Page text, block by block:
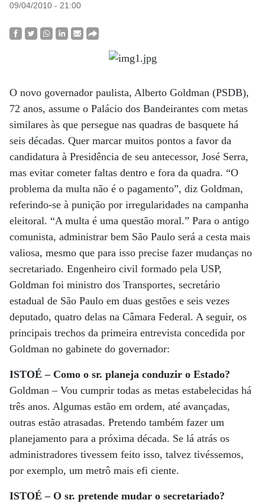
09/04/2010 - 21:00
O novo governador paulista, Alberto Goldman (PSDB),
72 anos, assume o Palácio dos Bandeirantes com metas
similares às que persegue nas quadras de basquete há
seis décadas. Quer marcar muitos pontos a favor da
candidatura à Presidência de seu antecessor, José Serra,
mas evitar cometer faltas dentro e fora da quadra. “O
problema da multa não é o pagamento”, diz Goldman,
referindo-se à punição por irregularidades na campanha
eleitoral. “A multa é uma questão moral.” Para o antigo
comunista, administrar bem São Paulo será a cesta mais
valiosa, mesmo que para isso precise fazer mudanças no
secretariado. Engenheiro civil formado pela USP,
Goldman foi ministro dos Transportes, secretário
estadual de São Paulo em duas gestões e seis vezes
deputado, quatro delas na Câmara Federal. A seguir, os
principais trechos da primeira entrevista concedida por
Goldman no gabinete do governador:
ISTOÉ – Como o sr. planeja conduzir o Estado?
Goldman – Vou cumprir todas as metas estabelecidas há
três anos. Algumas estão em ordem, até avançadas,
outras estão atrasadas. Pretendo também fazer um
planejamento para a próxima década. Se lá atrás os
administradores tivessem feito isso, talvez tivéssemos,
por exemplo, um metrô mais efi ciente.
ISTOÉ – O sr. pretende mudar o secretariado?